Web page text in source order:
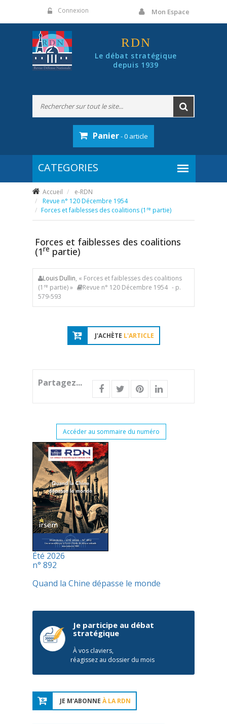
Connexion Mon Espace
RDN
Le débat stratégique
depuis 1939
Panier- 0 article
Accueil
e-RDN
Revue n° 120 Décembre 1954
Forces et faiblesses des coalitions (1 re partie)
Forces et faiblesses des coalitions
(1re partie)
Louis Dullin, « Forces et faiblesses des coalitions
(1 re partie) » Revue n° 120 Décembre 1954 - p.
579-593
J'ACHÈTE L'ARTICLE
Partagez...
Accéder au sommaire du numéro
Été 2026
n° 892
Quand la Chine dépasse le monde
Je participe au débat
stratégique
À vos claviers,
réagissez au dossier du mois
JE M'ABONNE À LA RDN